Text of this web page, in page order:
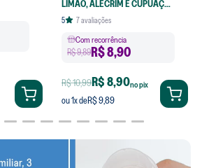
LIMÃO, ALECRIM E CUPUAÇU
420ML
5 7avaliações
Com recorrência
R$ 9,89R$8,90
R$ 10,99R$ 8,90no pix
ou1x deR$ 9,89